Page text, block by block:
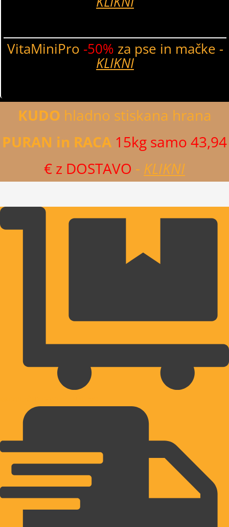
VitaMiniPro -50% za pse in mačke -
KLIKNI
KUDO hladno stiskana hrana
PURAN in RACA 15kg samo 43,94
€ z DOSTAVO - KLIKNI